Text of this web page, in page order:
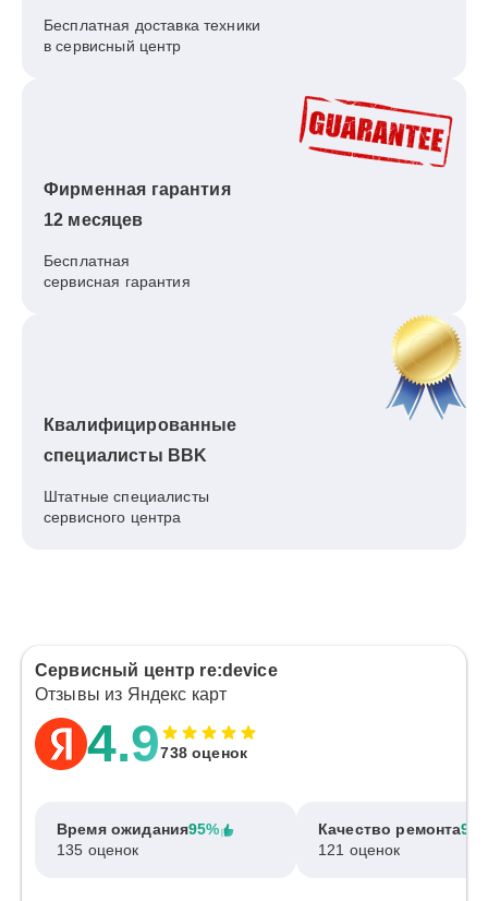
Бесплатная доставка техники
в сервисный центр
Фирменная гарантия
12 месяцев
Бесплатная
сервисная гарантия
Квалифицированные
специалисты BBK
Штатные специалисты
сервисного центра
Сервисный центр re:device
Отзывы из Яндекс карт
4.9738 оценок
Время ожидания95%
135 оценок
Качество ремонта
121 оценок